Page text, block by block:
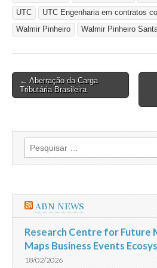
UTC
UTC Engenharia em contratos
Walmir Pinheiro
Walmir Pinheiro
Post
navigation
← Aberração da Carga
Tributária Brasileira
Pesquisar
por:
ABN NEWS
Research Centre for Future
Maps Business Events
18/02/2026